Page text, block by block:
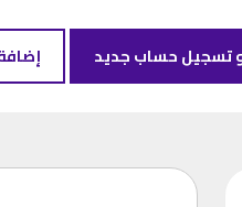
تسجيل حساب جديد